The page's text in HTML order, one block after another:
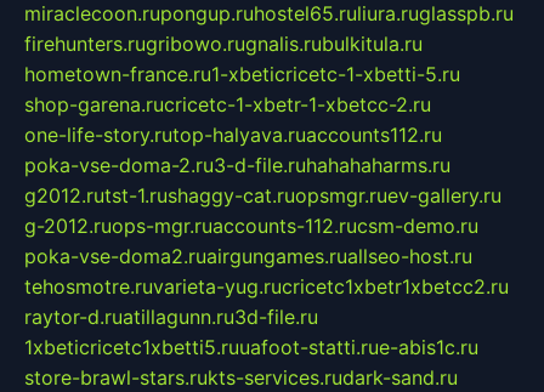
miraclecoon.rupongup.ruhostel65.ruliura.ruglasspb.ru
firehunters.rugribowo.rugnalis.rubulkitula.ru
hometown-france.ru1-xbeticricetc-1-xbetti-5.ru
shop-garena.rucricetc-1-xbetr-1-xbetcc-2.ru
one-life-story.rutop-halyava.ruaccounts112.ru
poka-vse-doma-2.ru3-d-file.ruhahahaharms.ru
g2012.rutst-1.rushaggy-cat.ruopsmgr.ruev-gallery.ru
g-2012.ruops-mgr.ruaccounts-112.rucsm-demo.ru
poka-vse-doma2.ruairgungames.ruallseo-host.ru
tehosmotre.ruvarieta-yug.rucricetc1xbetr1xbetcc2.ru
raytor-d.ruatillagunn.ru3d-file.ru
1xbeticricetc1xbetti5.ruuafoot-statti.rue-abis1c.ru
store-brawl-stars.rukts-services.rudark-sand.ru